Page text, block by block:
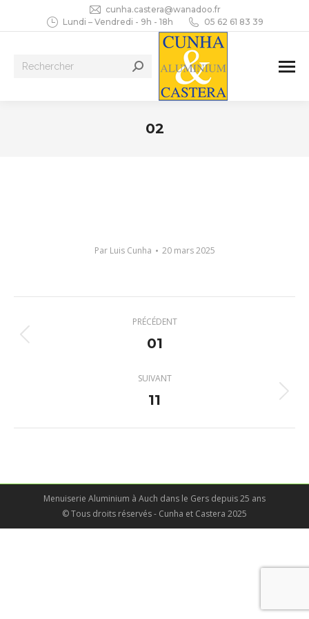
cunha.castera@wanadoo.fr
Lundi – Vendredi - 9h - 18h
05 62 61 83 39
Recherche
02
Par Luis Cunha 20 mars 2025
album
PRÉCÉDENT
Album
:
01
SUIVANT
Album
11
Menuiserie Aluminium à Auch dans le Gers depuis 25 ans
© Tous droits réservés - Cunha et Castera 2025